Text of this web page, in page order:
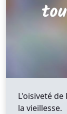
L'oisiveté
la vieillesse.